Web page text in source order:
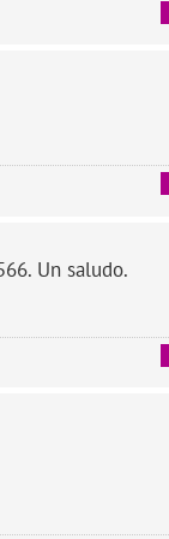
Un saludo.